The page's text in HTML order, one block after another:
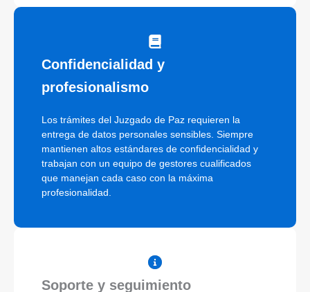
Confidencialidad y
profesionalismo
Los trámites del Juzgado de Paz requieren la
entrega de datos personales sensibles. Siempre
mantienen altos estándares de confidencialidad y
trabajan con un equipo de gestores cualificados
que manejan cada caso con la máxima
profesionalidad.
Soporte y seguimiento